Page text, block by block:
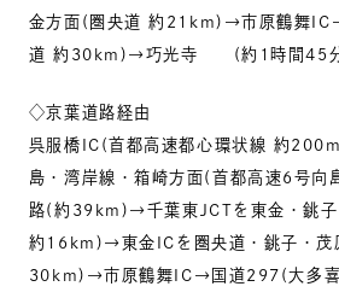
金方面(圏央道 約21km)→市原鶴舞
道 約30km)→巧光寺 (約1時間45
◇京葉道路経由
呉服橋IC(首都高速都心環状線 約
島・湾岸線・箱崎方面(首都高速6号
路(約39km)→千葉東JCTを東金・銚子
約16km)→東金ICを圏央道・銚子・茂
30km)→市原鶴舞IC→国道297(大多